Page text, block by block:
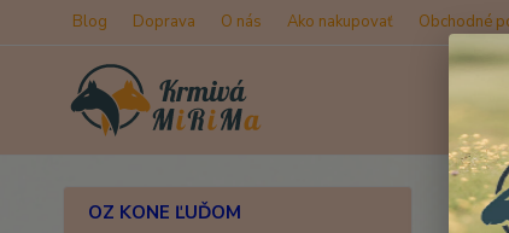
Blog Doprava O nás Ako nakupovať Obchodné
OZ KONE ĽUĎOM
Úvod